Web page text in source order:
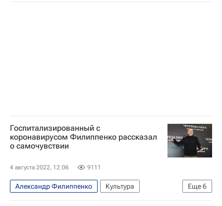
Новости культуры
Коронавирус в России
Госпитализированный с
коронавирусом Филиппенко рассказал
о самочувствии
4 августа 2022, 12:06 9111
Еще6
Александр Филиппенко
Культура
Новости культуры
Андрей Кончаловский